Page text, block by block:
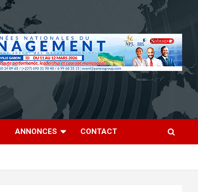
ANNONCES CONTACT